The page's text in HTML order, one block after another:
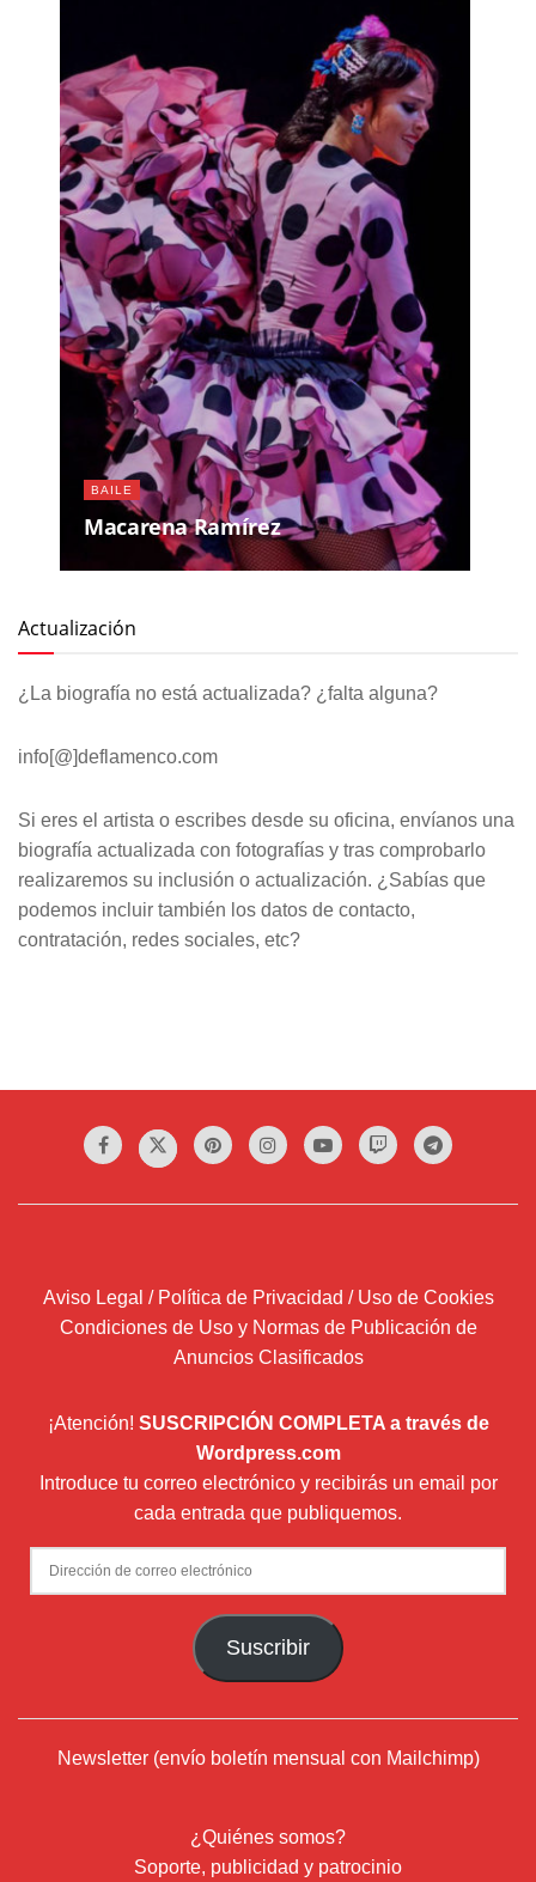
BAILE
Macarena Ramírez
Actualización
¿La biografía no está actualizada? ¿falta alguna?
info[@]deflamenco.com
Si eres el artista o escribes desde su oficina, envíanos una
biografía actualizada con fotografías y tras comprobarlo
realizaremos su inclusión o actualización. ¿Sabías que
podemos incluir también los datos de contacto,
contratación, redes sociales, etc?
Aviso Legal / Política de Privacidad / Uso de Cookies
Condiciones de Uso y Normas de Publicación de
Anuncios Clasificados
¡Atención! SUSCRIPCIÓN COMPLETA a través de
Wordpress.com
Introduce tu correo electrónico y recibirás un email por
cada entrada que publiquemos.
Dirección
de
Suscribir
Newsletter (envío boletín mensual con Mailchimp)
¿Quiénes somos?
Soporte, publicidad y patrocinio